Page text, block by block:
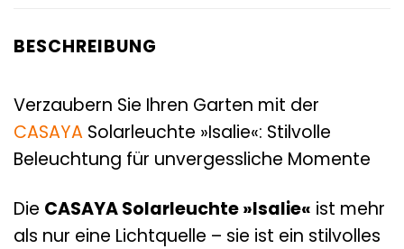
BESCHREIBUNG
Verzaubern Sie Ihren Garten mit der
CASAYA Solarleuchte »Isalie«: Stilvolle
Beleuchtung für unvergessliche Momente
Die CASAYA Solarleuchte »Isalie« ist mehr
als nur eine Lichtquelle – sie ist ein stilvolles